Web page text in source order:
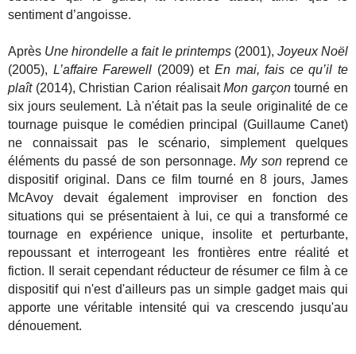
sentiment d’angoisse.
Après Une hirondelle a fait le printemps(2001), Joyeux Noël
(2005), L’affaire Farewell (2009) etEn mai, fais ce qu’il te
plaît(2014), Christian Carion réalisaitMon garçontourné en
six jours seulement. Là n'était pas la seule originalité de ce
tournage puisque le comédien principal (Guillaume Canet)
ne connaissait pas le scénario, simplement quelques
éléments du passé de son personnage.My sonreprend ce
dispositif original. Dans ce film tourné en 8 jours, James
McAvoy devait également improviser en fonction des
situations qui se présentaient à lui, ce qui a transformé ce
tournage en expérience unique, insolite et perturbante,
repoussant et interrogeant les frontières entre réalité et
fiction. Il serait cependant réducteur de résumer ce film à ce
dispositif qui n'est d'ailleurs pas un simple gadget mais qui
apporte une véritable intensité qui va crescendo jusqu'au
dénouement.